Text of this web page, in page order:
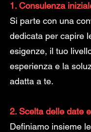
1. Consulenza
Si parte con una
dedicata per capire
esigenze, il tuo
esperienza e la
adatta a te.
2. Scelta delle date
Definiamo insieme